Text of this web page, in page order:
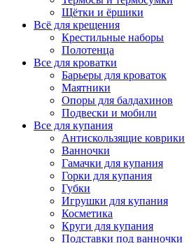
Щётки и ёршики
Всё для крещения
Крестильные наборы
Полотенца
Все для кроватки
Барьеры для кроваток
Маятники
Опоры для балдахинов
Подвески и мобили
Все для купания
Антискользящие коврики
Ванночки
Гамачки для купания
Горки для купания
Губки
Игрушки для купания
Косметика
Круги для купания
Подставки под ванночки